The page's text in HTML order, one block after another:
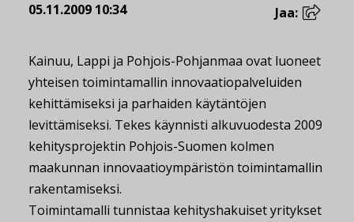
05.11.2009 10:34 Jaa:
Kainuu, Lappi ja Pohjois-Pohjanmaa ovat luoneet
yhteisen toimintamallin innovaatiopalveluiden
kehittämiseksi ja parhaiden käytäntöjen
levittämiseksi. Tekes käynnisti alkuvuodesta 2009
kehitysprojektin Pohjois-Suomen kolmen
maakunnan innovaatioympäristön toimintamallin
rakentamiseksi.
Toimintamalli tunnistaa kehityshakuiset yritykset